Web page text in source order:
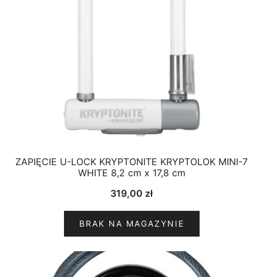
ZAPIĘCIE U-LOCK KRYPTONITE KRYPTOLOK MINI-7
WHITE 8,2 cm x 17,8 cm
319,00 zł
BRAK NA MAGAZYNIE